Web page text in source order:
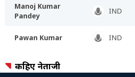
Manoj Kumar
Pandey
IND
Pawan Kumar IND
कहिए नेताजी